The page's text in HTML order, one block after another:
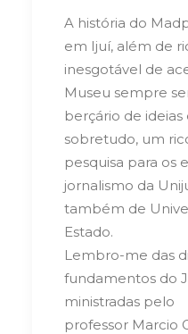
A história do
em Ijuí, além de
inesgotável de
Museu sempre
berçário de ideias
sobretudo, um
pesquisa para os
jornalismo da
também de
Estado.
Lembro-me das
fundamentos do
ministradas pelo
professor Marcio